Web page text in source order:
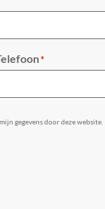
*
gegevens door deze website.